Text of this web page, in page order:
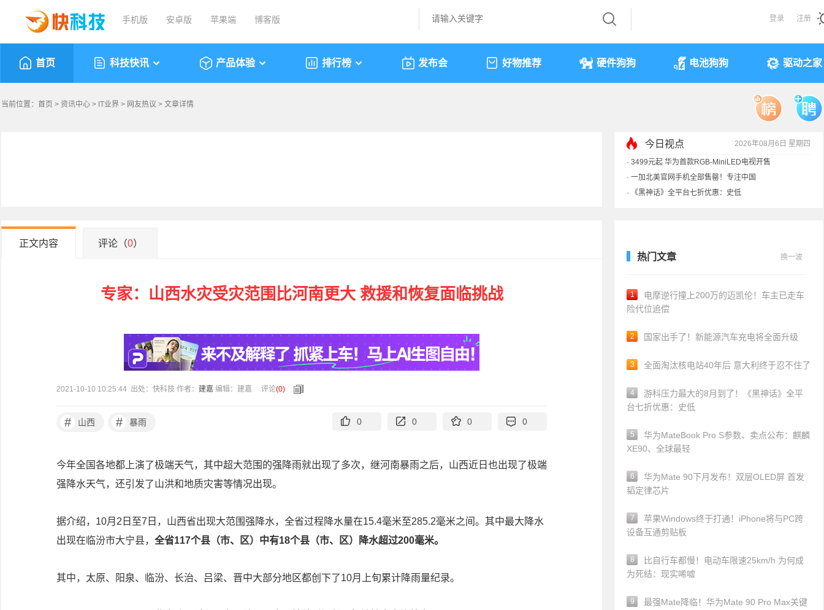
手机版 安卓版 苹果端 博客版 登录 注册
首页 科技快讯 产品体验 排行榜 发布会 好物推荐 硬件狗狗 电池狗狗 驱动之家
当前位置： 首页 > 资讯中心 > IT业界 > 网友热议 > 文章详情
今日视点
2026年08月6日 星期四
正文内容 评论（0）
专家：山西水灾受灾范围比河南更大 救援和恢复面临挑战
2021-10-10 10:25:44 出处：快科技 作者： 建嘉 编辑：建嘉 评论(0)
# 山西 # 暴雨 0 0 0 0
今年全国各地都上演了极端天气，其中超大范围的强降雨就出现了多次，继河南暴雨之后，山西近日也出现了极端
强降水天气，还引发了山洪和地质灾害等情况出现。
据介绍，10月2日至7日，山西省出现大范围强降水，全省过程降水量在15.4毫米至285.2毫米之间。其中最大降水
出现在临汾市大宁县， 全省117个县（市、区）中有18个县（市、区）降水超过200毫米。
其中，太原、阳泉、临汾、长治、吕梁、晋中大部分地区都创下了10月上旬累计降雨量纪录。
热门文章 换一波
1
电摩逆行撞上200万的迈凯伦！车主已走车
险代位追偿
2 国家出手了！新能源汽车充电将全面升级
3 全面淘汰核电站40年后 意大利终于忍不住了
4
游科压力最大的8月到了！《黑神话》全平
台七折优惠：史低
5
华为MateBook Pro S参数、卖点公布：麒麟
XE90、全球最轻
6
华为Mate 90下月发布！双层OLED屏 首发
韬定律芯片
7
苹果Windows终于打通！iPhone将与PC跨
设备互通剪贴板
8
比自行车都慢！电动车限速25km/h 为何成
为死结：现实唏嘘
9
最强Mate降临！华为Mate 90 Pro Max关键